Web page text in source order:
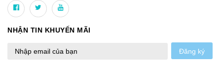
NHẬN TIN KHUYẾN MÃI
Đăng ký